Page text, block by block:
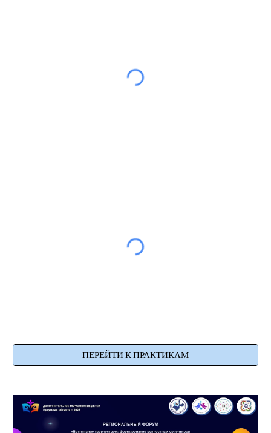
ПЕРЕЙТИ К ПРАКТИКАМ